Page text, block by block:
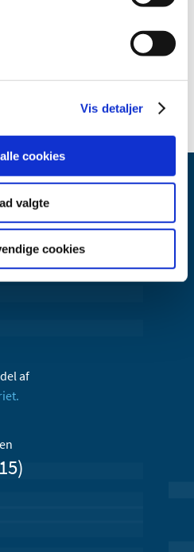
Vis detaljer
cookies
valgte
cookies
af